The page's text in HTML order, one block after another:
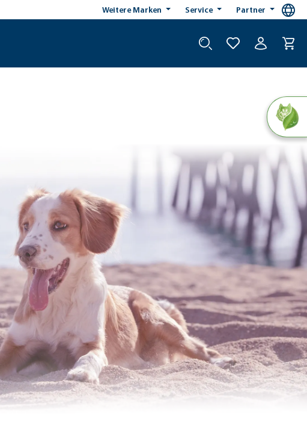
Weitere Marken Service Partner